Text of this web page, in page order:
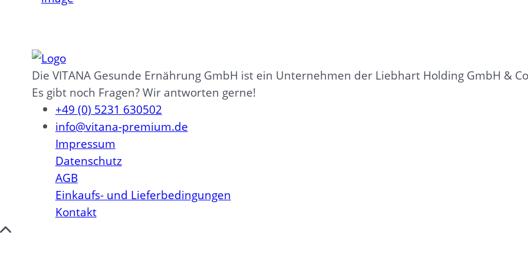
Die VITANA Gesunde Ernährung GmbH ist ein Unternehmen der Liebhart Holding GmbH &
Es gibt noch Fragen? Wir antworten gerne!
+49 (0) 5231 630502
info@vitana-premium.de
Impressum
Datenschutz
AGB
Einkaufs- und Lieferbedingungen
Kontakt